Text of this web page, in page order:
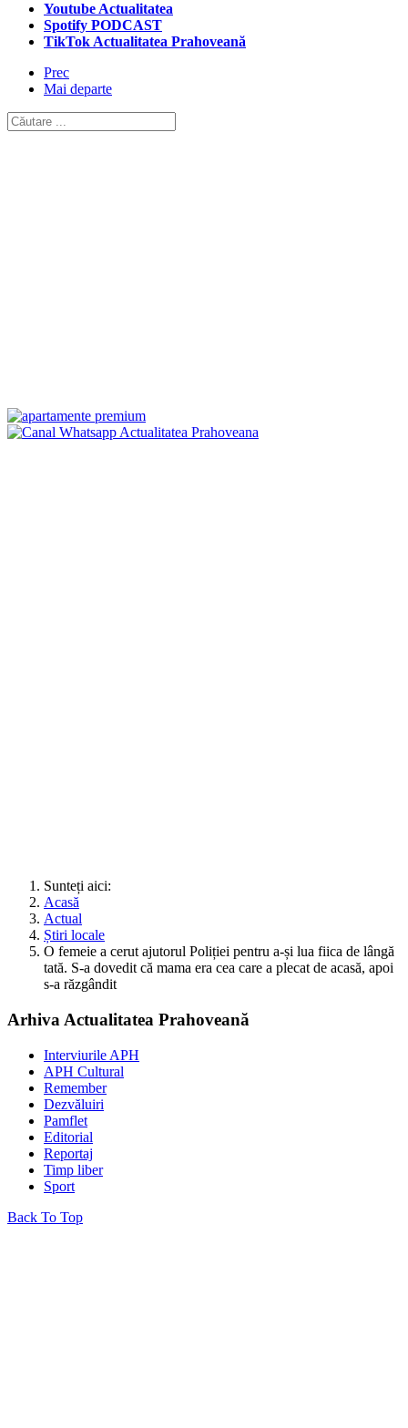
Youtube Actualitatea
Spotify PODCAST
TikTok Actualitatea Prahoveană
Prec
Mai departe
Sunteți aici:
Acasă
Actual
Știri locale
O femeie a cerut ajutorul Poliției pentru a-și lua fiica de lângă
tată. S-a dovedit că mama era cea care a plecat de acasă, apoi
s-a răzgândit
Arhiva Actualitatea Prahoveană
Interviurile APH
APH Cultural
Remember
Dezvăluiri
Pamflet
Editorial
Reportaj
Timp liber
Sport
Back To Top